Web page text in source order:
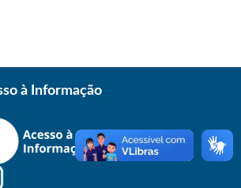
à Informação